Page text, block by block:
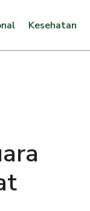
Kesehatan